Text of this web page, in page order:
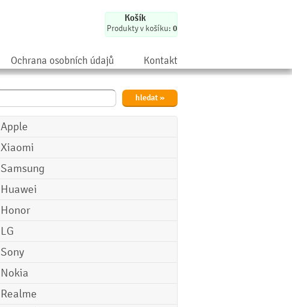
Košík
Produkty v košíku: 0
Ochrana osobních údajů Kontakt
Apple
Xiaomi
Samsung
Huawei
Honor
LG
Sony
Nokia
Realme